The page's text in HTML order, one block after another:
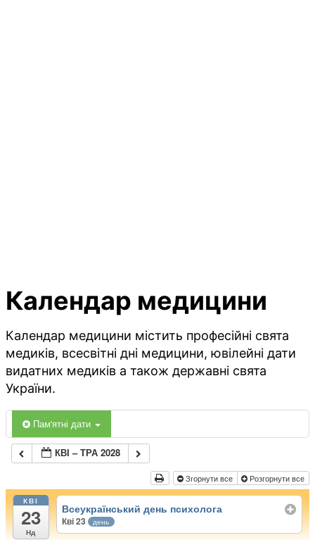
Календар медицини
Календар медицини містить професійні свята
медиків, всесвітні дні медицини, ювілейні дати
видатних медиків а також державні свята
України.
Пам'ятні дати
КВІ – ТРА 2028
Згорнути все Розгорнути все
КВІ
23
Нд
Всеукраїнський день психолога
Кві 23 день